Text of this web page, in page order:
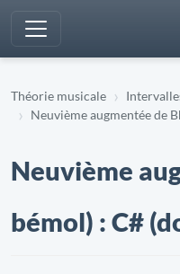
Théorie musicale
Neuvième augmentée de
Neuvième
bémol) : C#